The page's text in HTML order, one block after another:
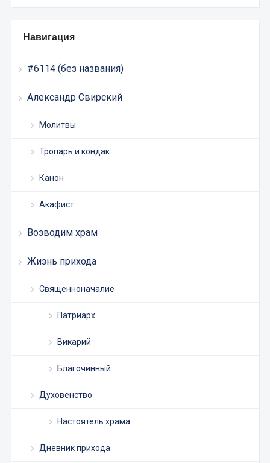
Навигация
#6114 (без названия)
Александр Свирский
Молитвы
Тропарь и кондак
Канон
Акафист
Возводим храм
Жизнь прихода
Священноначалие
Патриарх
Викарий
Благочинный
Духовенство
Настоятель храма
Дневник прихода